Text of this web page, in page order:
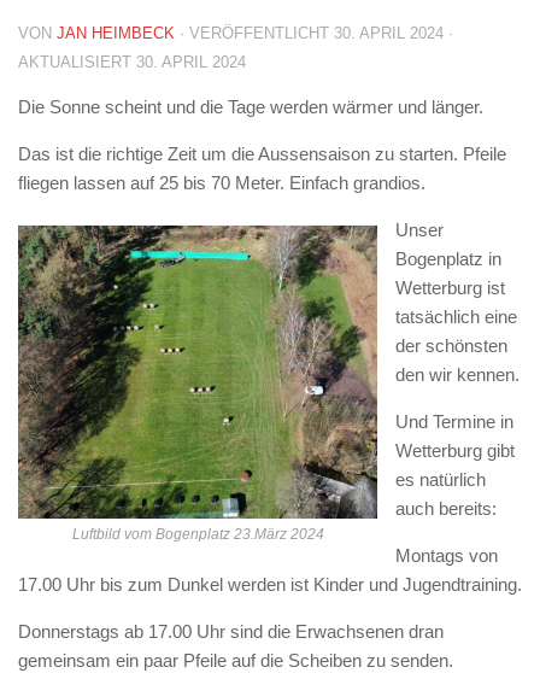
VON JAN HEIMBECK · VERÖFFENTLICHT 30. APRIL 2024 ·
AKTUALISIERT 30. APRIL 2024
Die Sonne scheint und die Tage werden wärmer und länger.
Das ist die richtige Zeit um die Aussensaison zu starten. Pfeile
fliegen lassen auf 25 bis 70 Meter. Einfach grandios.
Luftbild vom Bogenplatz 23.März 2024
Unser
Bogenplatz in
Wetterburg ist
tatsächlich eine
der schönsten
den wir kennen.
Und Termine in
Wetterburg gibt
es natürlich
auch bereits:
Montags von
17.00 Uhr bis zum Dunkel werden ist Kinder und Jugendtraining.
Donnerstags ab 17.00 Uhr sind die Erwachsenen dran
gemeinsam ein paar Pfeile auf die Scheiben zu senden.